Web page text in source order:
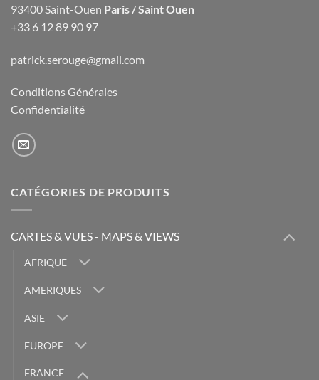
93400 Saint-Ouen Paris / Saint Ouen
+33 6 12 89 90 97
patrick.serouge@gmail.com
Conditions Générales
Confidentialité
CATÉGORIES DE PRODUITS
CARTES & VUES - MAPS & VIEWS
AFRIQUE
AMERIQUES
ASIE
EUROPE
FRANCE